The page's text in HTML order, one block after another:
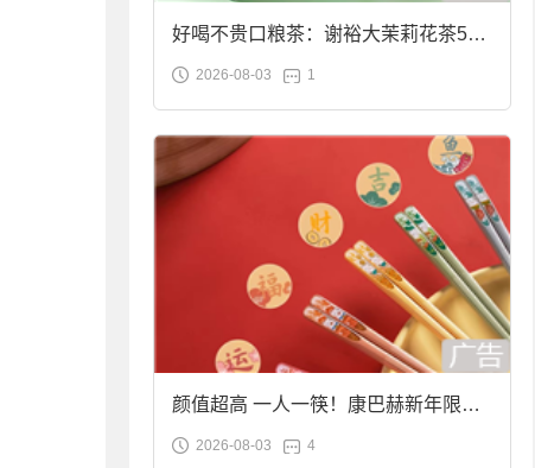
好喝不贵口粮茶：谢裕大茉莉花茶50g
袋装9.9元到手
2026-08-03 1
颜值超高 一人一筷！康巴赫新年限定
合金筷子大促：19.9元
2026-08-03 4